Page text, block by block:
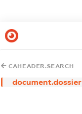
CAHEADER.SEARCH
document.dossier